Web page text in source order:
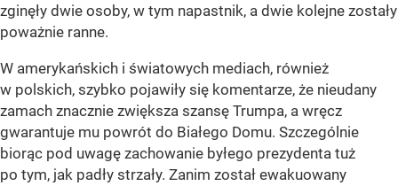
zginęły dwie osoby, w tym napastnik, a dwie kolejne zostały
poważnie ranne.
W amerykańskich i światowych mediach, również
w polskich, szybko pojawiły się komentarze, że nieudany
zamach znacznie zwiększa szansę Trumpa, a wręcz
gwarantuje mu powrót do Białego Domu. Szczególnie
biorąc pod uwagę zachowanie byłego prezydenta tuż
po tym, jak padły strzały. Zanim został ewakuowany